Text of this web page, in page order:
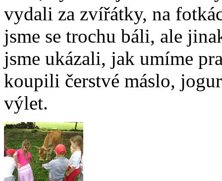
vydali za zvířátky, na
jsme se trochu báli, ale
jsme ukázali, jak umíme
koupili čerstvé máslo,
výlet.